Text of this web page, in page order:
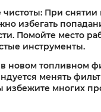
При снятии
избегать
Помойте место
инструменты.
новом топливном
менять
избежите многих